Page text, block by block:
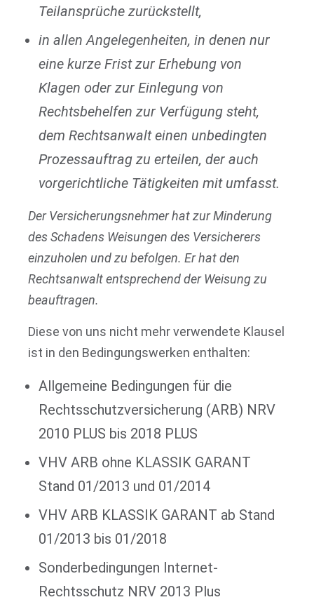
Teilansprüche zurückstellt,
in allen Angelegenheiten, in denen nur
eine kurze Frist zur Erhebung von
Klagen oder zur Einlegung von
Rechtsbehelfen zur Verfügung steht,
dem Rechtsanwalt einen unbedingten
Prozessauftrag zu erteilen, der auch
vorgerichtliche Tätigkeiten mit umfasst.
Der Versicherungsnehmer hat zur Minderung
des Schadens Weisungen des Versicherers
einzuholen und zu befolgen. Er hat den
Rechtsanwalt entsprechend der Weisung zu
beauftragen.
Diese von uns nicht mehr verwendete Klausel
ist in den Bedingungswerken enthalten:
Allgemeine Bedingungen für die
Rechtsschutzversicherung (ARB) NRV
2010 PLUS bis 2018 PLUS
VHV ARB ohne KLASSIK GARANT
Stand 01/2013 und 01/2014
VHV ARB KLASSIK GARANT ab Stand
01/2013 bis 01/2018
Sonderbedingungen Internet-
Rechtsschutz NRV 2013 Plus